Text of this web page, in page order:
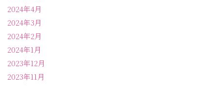
2024年4月
2024年3月
2024年2月
2024年1月
2023年12月
2023年11月